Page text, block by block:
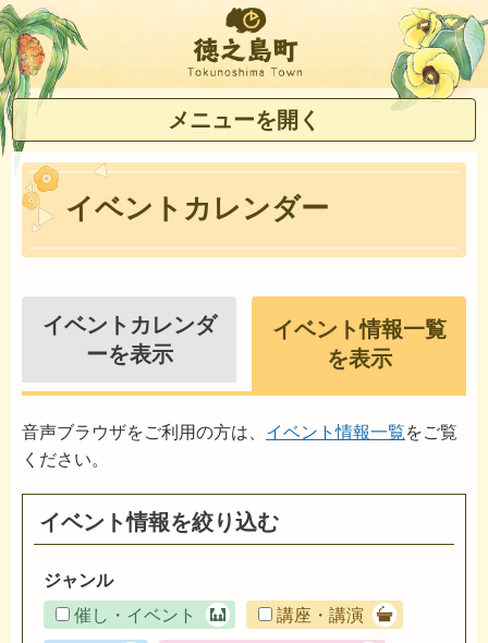
徳之島町
メニューを開く
イベントカレンダー
イベントカレンダ
ーを表示
イベント情報一覧
を表示
音声ブラウザをご利用の方は、 イベント情報一覧をご覧
ください。
イベント情報を絞り込む
ジャンル
催し・イベント
講座・講演